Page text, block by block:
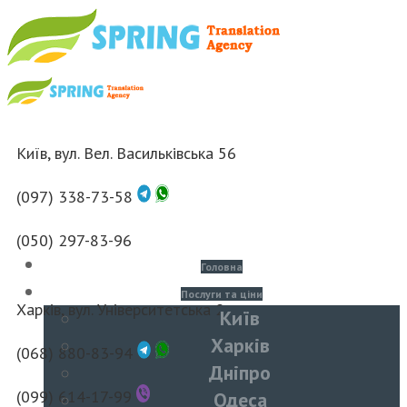
Київ, вул. Вел. Васильківська 56
(097) 338-73-58
(050) 297-83-96
Харків, вул. Університетська 2
(068) 880-83-94
(099) 614-17-99
Головна
Послуги та ціни
Київ
Харків
Дніпро
Одеса